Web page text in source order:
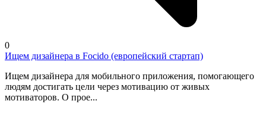
0
Ищем дизайнера в Focido (европейский стартап)
Ищем дизайнера для мобильного приложения, помогающего
людям достигать цели через мотивацию от живых
мотиваторов. О прое...